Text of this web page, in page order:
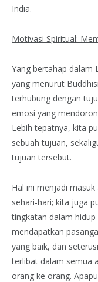
India.
Motivasi Spiritual:
Yang bertahap dalam
yang menurut
terhubung dengan
emosi yang
Lebih tepatnya, kita
sebuah tujuan,
tujuan tersebut.
Hal ini menjadi
sehari-hari; kita juga
tingkatan dalam
mendapatkan
yang baik, dan
terlibat dalam semua
orang ke orang.